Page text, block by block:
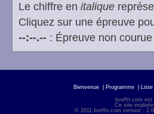
Le chiffre en italique
Cliquez sur une épreuve
--:--.--: Épreuve non
Bienvenue Programme
liveffn.com est
Ce site
© 2011 liveffn.com version :